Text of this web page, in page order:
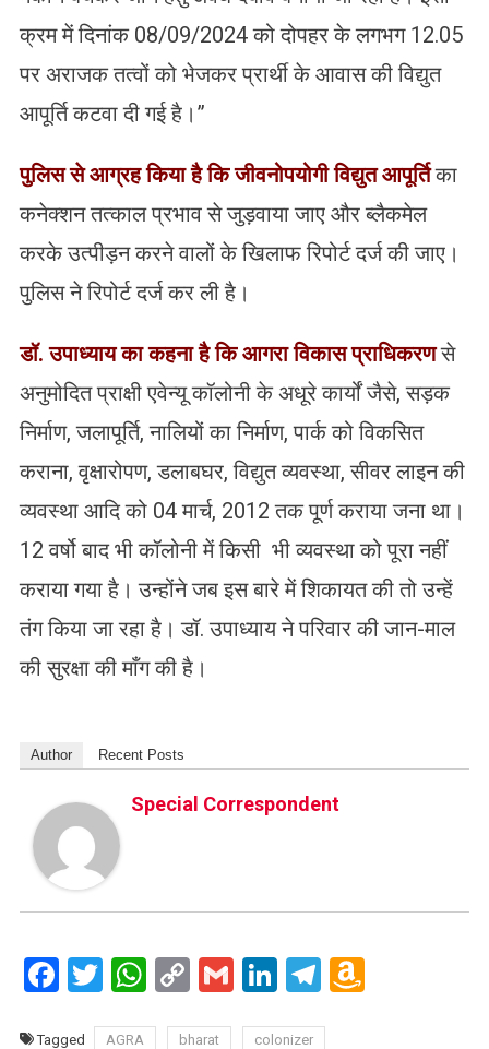
क्रम में दिनांक 08/09/2024 को दोपहर के लगभग 12.05
पर अराजक तत्वों को भेजकर प्रार्थी के आवास की विद्युत
आपूर्ति कटवा दी गई है।”
पुलिस से आग्रह किया है कि जीवनोपयोगी विद्युत आपूर्ति का
कनेक्शन तत्काल प्रभाव से जुड़वाया जाए और ब्लैकमेल
करके उत्पीड़न करने वालों के खिलाफ रिपोर्ट दर्ज की जाए।
पुलिस ने रिपोर्ट दर्ज कर ली है।
डॉ. उपाध्याय का कहना है कि आगरा विकास प्राधिकरणसे
अनुमोदित प्राक्षी एवेन्यू कॉलोनी के अधूरे कार्यों जैसे, सड़क
निर्माण, जलापूर्ति, नालियों का निर्माण, पार्क को विकसित
कराना, वृक्षारोपण, डलाबघर, विद्युत व्यवस्था, सीवर लाइन की
व्यवस्था आदि को 04 मार्च, 2012 तक पूर्ण कराया जना था।
12 वर्षो बाद भी कॉलोनी में किसी भी व्यवस्था को पूरा नहीं
कराया गया है। उन्होंने जब इस बारे में शिकायत की तो उन्हें
तंग किया जा रहा है। डॉ. उपाध्याय ने परिवार की जान-माल
की सुरक्षा की माँग की है।
Author Recent Posts
Special Correspondent
Facebook
Twitter
WhatsApp
CopyGmailLinkedIn
Telegram
Amazon
Tagged AGRA bharat colonizer